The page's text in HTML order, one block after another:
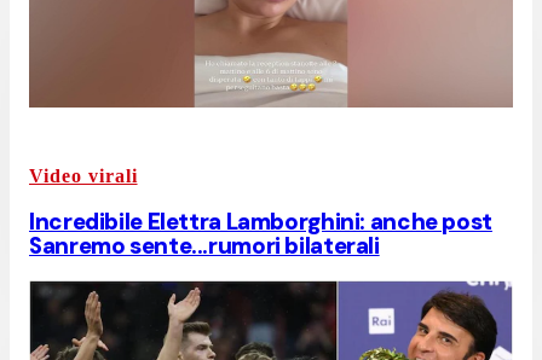
Video virali
Incredibile Elettra Lamborghini: anche post
Sanremo sente...rumori bilaterali